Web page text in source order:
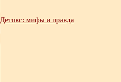
Детокс: мифы и правда